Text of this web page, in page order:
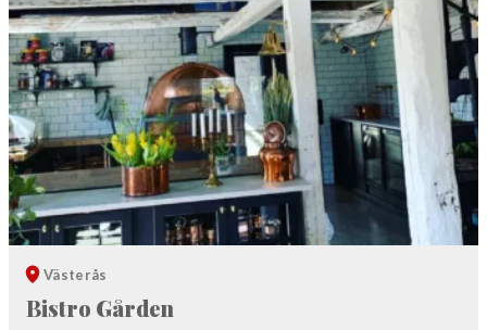
Västerås
Bistro Gården